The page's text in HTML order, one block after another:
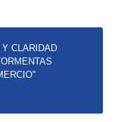
CLARIDAD